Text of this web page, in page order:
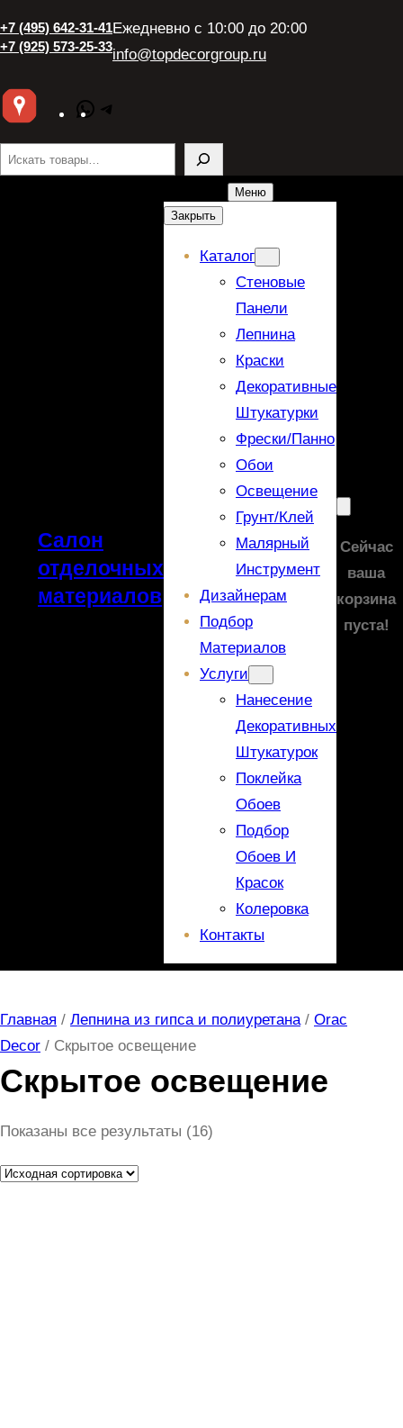
к
+7 (495) 642-31-41
+7 (925) 573-25-33
Ежедневно с 10:00 до 20:00
info@topdecorgroup.ru
WhatsApp
Поиск
Салон
отделочных
материалов
Меню
Закрыть
Каталог
Стеновые
Панели
Лепнина
Краски
Декоративные
Штукатурки
Фрески/панно
Обои
Освещение
Грунт/Клей
Малярный
Инструмент
Дизайнерам
Подбор
Материалов
Услуги
Нанесение
Декоративных
Штукатурок
Поклейка
Обоев
Подбор
Обоев И
Красок
Колеровка
Контакты
Сейчас
ваша
корзина
пуста!
Главная / Лепнина из гипса и полиуретана/ Orac
Decor / Скрытое освещение
Скрытое освещение
Показаны все результаты (16)